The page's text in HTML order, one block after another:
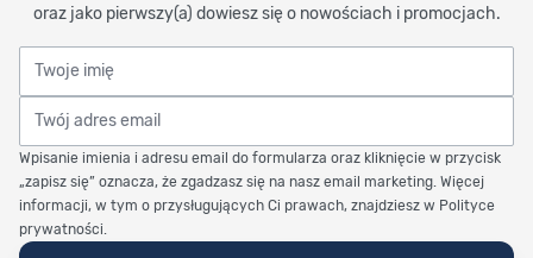
oraz jako pierwszy(a) dowiesz się o nowościach i promocjach.
Twoje imię
Twój adres email
Wpisanie imienia i adresu email do formularza oraz kliknięcie w przycisk
„zapisz się” oznacza, że zgadzasz się na nasz email marketing. Więcej
informacji, w tym o przysługujących Ci prawach, znajdziesz w Polityce
prywatności.